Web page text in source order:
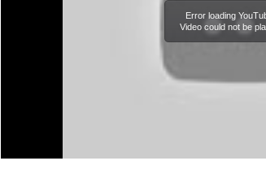
Error loading
Video could not be